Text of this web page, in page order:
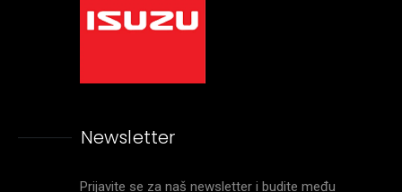
Newsletter
Prijavite se za naš newsletter i budite među